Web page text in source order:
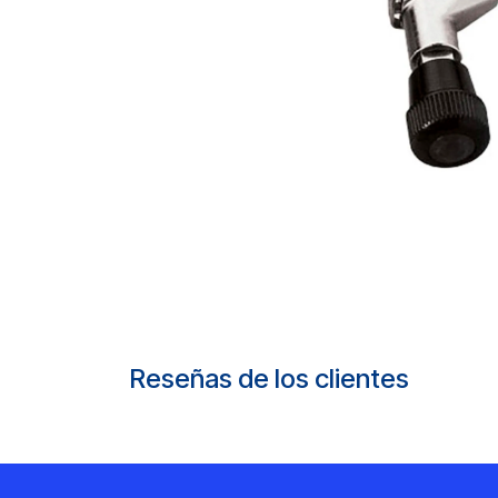
Reseñas de los clientes